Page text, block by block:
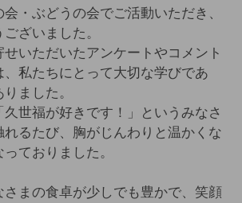
・ぶどうの会でご活動いただき、
ざいました。
いただいたアンケートやコメント
私たちにとって大切な学びであ
ました。
世福が好きです！」というみなさ
れるたび、胸がじんわりと温かくな
ておりました。
さまの食卓が少しでも豊かで、笑顔